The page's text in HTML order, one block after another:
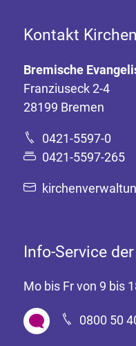
Kontakt
Bremische
Franziuseck 2-4
28199 Bremen
0421-5597-0
0421-5597-265
Info-Service der
Mo bis Fr von 9 bis
0800 50